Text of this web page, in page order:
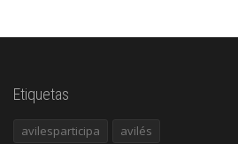
Etiquetas
avilesparticipa
avilés